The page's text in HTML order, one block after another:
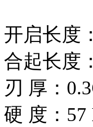
开启长度
合起长度
刃 厚：
硬 度：57